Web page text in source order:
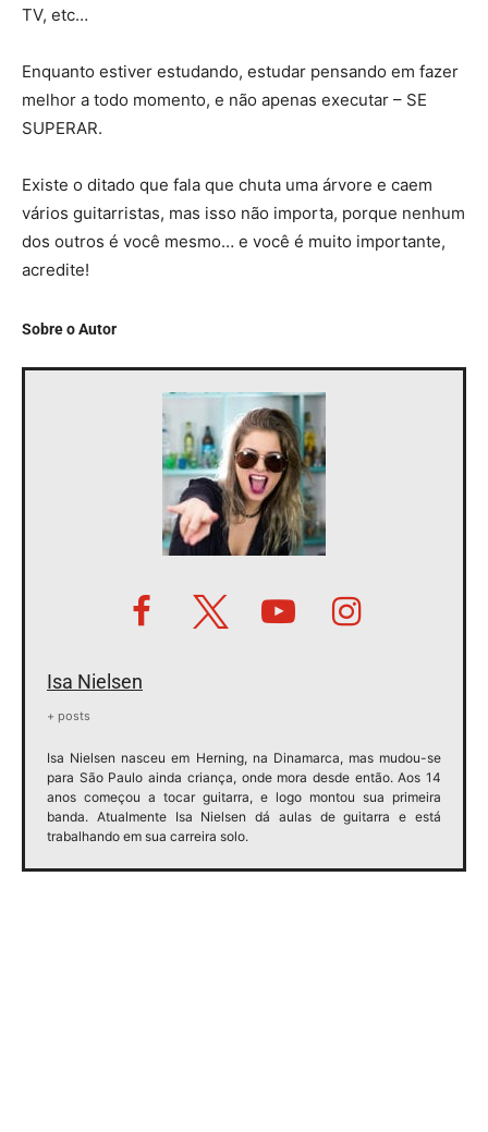
TV, etc…
Enquanto estiver estudando, estudar pensando em fazer
melhor a todo momento, e não apenas executar – SE
SUPERAR.
Existe o ditado que fala que chuta uma árvore e caem
vários guitarristas, mas isso não importa, porque nenhum
dos outros é você mesmo… e você é muito importante,
acredite!
Sobre o Autor
Isa Nielsen
+ posts
Isa Nielsen nasceu em Herning, na Dinamarca, mas mudou-se
para São Paulo ainda criança, onde mora desde então. Aos 14
anos começou a tocar guitarra, e logo montou sua primeira
banda. Atualmente Isa Nielsen dá aulas de guitarra e está
trabalhando em sua carreira solo.